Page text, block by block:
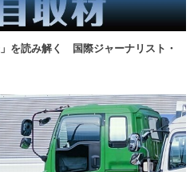
を読み解く 国際ジャーナリスト・